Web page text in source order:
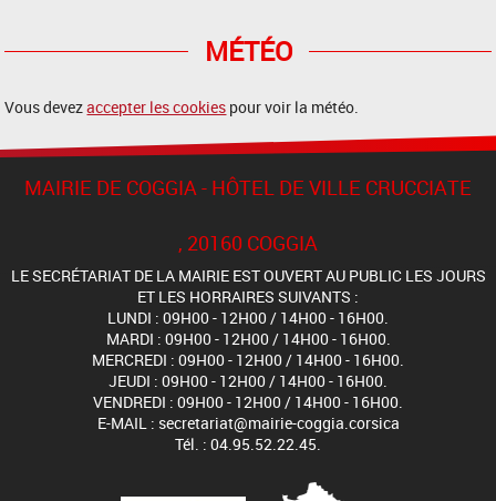
MÉTÉO
Vous devezaccepter les cookies pour voir la météo.
MAIRIE DE COGGIA - HÔTEL DE VILLE CRUCCIATE
, 20160 COGGIA
LE SECRÉTARIAT DE LA MAIRIE EST OUVERT AU PUBLIC LES JOURS
ET LES HORRAIRES SUIVANTS :
LUNDI : 09H00 - 12H00 / 14H00 - 16H00.
MARDI : 09H00 - 12H00 / 14H00 - 16H00.
MERCREDI : 09H00 - 12H00 / 14H00 - 16H00.
JEUDI : 09H00 - 12H00 / 14H00 - 16H00.
VENDREDI : 09H00 - 12H00 / 14H00 - 16H00.
E-MAIL : secretariat@mairie-coggia.corsica
Tél. : 04.95.52.22.45.